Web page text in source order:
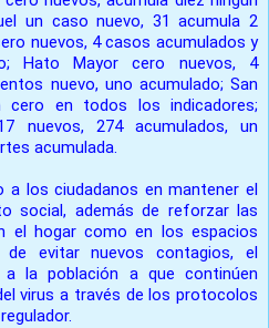
un caso nuevo, 31 acumula 2
nuevos, 4 casos acumulados y
Hato Mayor cero nuevos, 4
nuevo, uno acumulado; San
en todos los indicadores;
nuevos, 274 acumulados, un
acumulada.
a los ciudadanos en mantener el
social, además de reforzar las
el hogar como en los espacios
evitar nuevos contagios, el
la población a que continúen
virus a través de los protocolos